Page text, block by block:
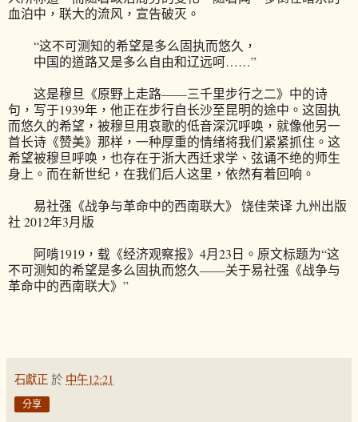
血泊中，联大的流风，宣告破灭。
“这不可测知的希望是多么固执而悠久，
中国的道路又是多么自由和辽远呵……”
这是穆旦《原野上走路——三千里步行之二》中的诗
句，写于1939年，他正在步行自长沙至昆明的途中。这固执
而悠久的希望，被穆旦用哀歌的低音深沉呼唤，就像他另一
首长诗《赞美》那样，一种厚重的情绪将我们紧紧抓住。这
希望被穆旦呼唤，也存在于浙大西迁求学、弦诵不绝的师生
身上。而在新世纪，在我们后人这里，依然有着回响。
易社强《战争与革命中的西南联大》 饶佳荣译 九州出版
社 2012年3月版
阿啃1919，载《经济观察报》4月23日。原文标题为“这
不可测知的希望是多么固执而悠久——关于易社强《战争与
革命中的西南联大》”
石獻正 於 中午12:21
分享